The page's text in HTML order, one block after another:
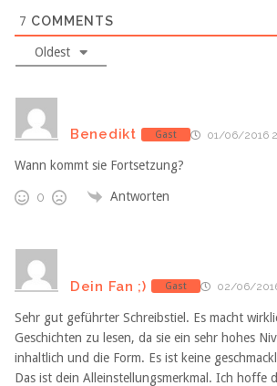
7 COMMENTS
Oldest
Benedikt Gast 01/06/2016
Wann kommt sie Fortsetzung?
0 Antworten
Dein Fan ;) Gast 02/06/
Sehr gut geführter Schreibstiel. Es macht
Geschichten zu lesen, da sie ein sehr hohes
inhaltlich und die Form. Es ist keine
Das ist dein Alleinstellungsmerkmal. Ich hoffe